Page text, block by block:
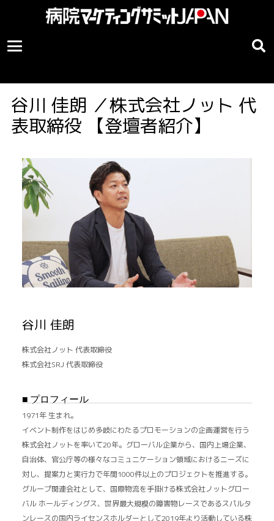
谷川 佳朗 ／株式会社ノット 代
表取締役 【登壇者紹介】
谷川 佳朗
株式会社ノット 代表取締役
株式会社SRJ 代表取締役
■ プロフィール
1971年 生まれ。
イベント制作をはじめ多岐にわたるプロモーションの企画運営を行う
株式会社ノットを率いて20年。グローバル企業から、国内上場企業、
自治体、官公庁等の様々なコミュニケーション領域におけるニーズに
対し、提案力と実行力で年間1000件以上のプロジェクトを推進する。
グループ関連会社として、国際物流を手掛ける株式会社ノットグロー
バル ホールディングス、世界最大規模の障害物レースであるスパルタ
ンレースの国内ライセンスホルダーとして2019年より活動している株